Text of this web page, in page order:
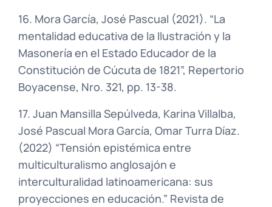
16. Mora García, José Pascual (2021). “La
mentalidad educativa de la Ilustración y la
Masonería en el Estado Educador de la
Constitución de Cúcuta de 1821”, Repertorio
Boyacense, Nro. 321, pp. 13-38.
17. Juan Mansilla Sepúlveda, Karina Villalba,
José Pascual Mora García, Omar Turra Díaz.
(2022) “Tensión epistémica entre
multiculturalismo anglosajón e
interculturalidad latinoamericana: sus
proyecciones en educación.” Revista de